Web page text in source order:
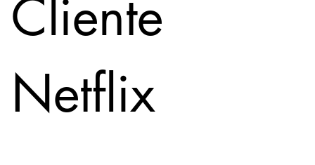
Cliente
Netflix